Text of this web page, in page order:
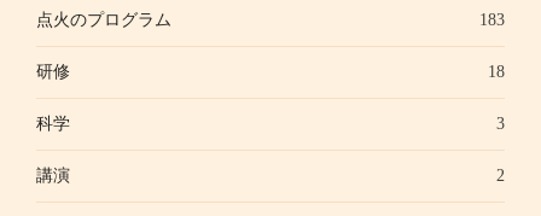
点火のプログラム 183
研修 18
科学 3
講演 2